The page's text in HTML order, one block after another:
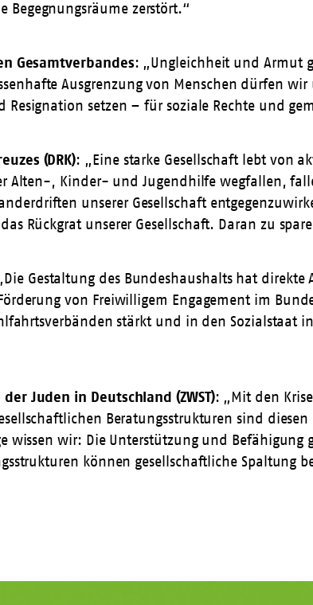
zerstört.“
Gesamtverbandes: „Ungleichheit und Armut
Ausgrenzung von Menschen dürfen
Resignation setzen – für soziale Rechte und
(DRK): „Eine starke Gesellschaft lebt von
Alten-, Kinder- und Jugendhilfe wegfallen,
unserer Gesellschaft
Rückgrat unserer Gesellschaft. Daran zu
Gestaltung des Bundeshaushalts hat
von Freiwilligem Engagement im
stärkt und in den
Juden in Deutschland (ZWST): „Mit den
Beratungsstrukturen sind
wir: Die Unterstützung und Befähigung
können gesellschaftliche Spaltung